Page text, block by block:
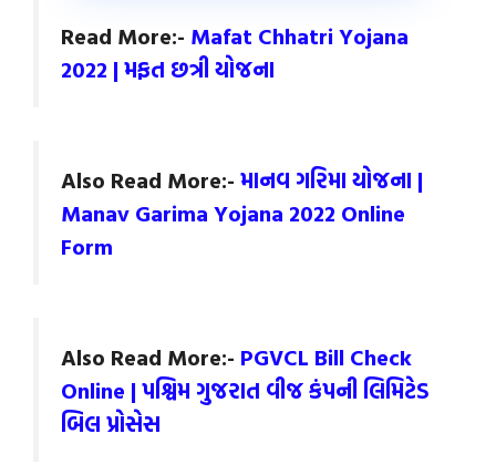
Read More:- Mafat Chhatri Yojana
2022 | મફત છત્રી યોજના
Also Read More:- માનવ ગરિમા યોજના |
Manav Garima Yojana 2022 Online
Form
Also Read More:- PGVCL Bill Check
Online | પશ્વિમ ગુજરાત વીજ કંપની લિમિટેડ
બિલ પ્રોસેસ